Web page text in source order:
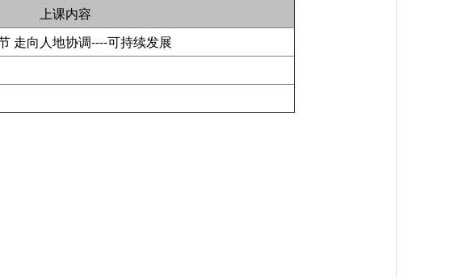
上课内容
走向人地协调----可持续发展